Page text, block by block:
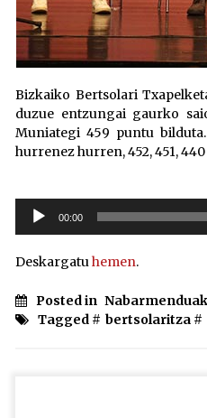
Bizkaiko Bertsolari
duzue entzungai gaurko
Muniategi 459 puntu
hurrenez hurren, 452, 451,
Soinu
erreproduzigailua
00:00
Deskargatuhemen.
Posted in Nabarmenduak
Tagged # bertsolaritza #